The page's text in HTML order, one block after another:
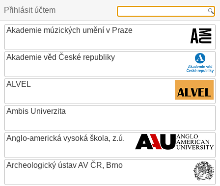
Přihlásit účtem
Akademie múzických umění v Praze
Akademie věd České republiky
ALVEL
Ambis Univerzita
Anglo-americká vysoká škola, z.ú.
Archeologický ústav AV ČR, Brno